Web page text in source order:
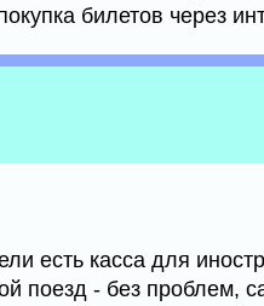
билетов через
есть касса для
поезд - без проблем,